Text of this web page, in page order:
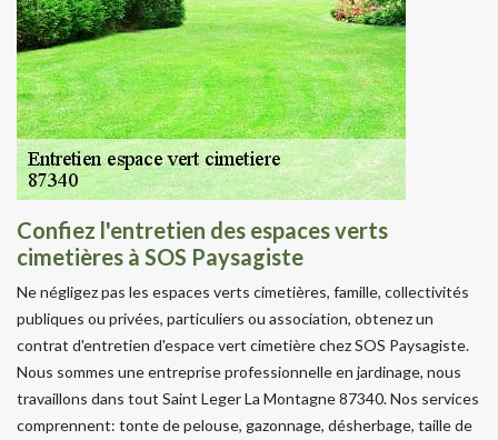
Confiez l'entretien des espaces verts
cimetières à SOS Paysagiste
Ne négligez pas les espaces verts cimetières, famille, collectivités
publiques ou privées, particuliers ou association, obtenez un
contrat d'entretien d'espace vert cimetière chez SOS Paysagiste.
Nous sommes une entreprise professionnelle en jardinage, nous
travaillons dans tout Saint Leger La Montagne 87340. Nos services
comprennent: tonte de pelouse, gazonnage, désherbage, taille de